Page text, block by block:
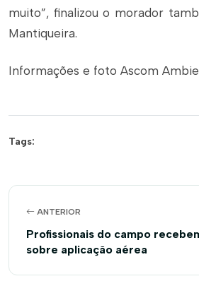
muito”, finalizou o morador
Mantiqueira.
Informações e foto Ascom
Tags:
ANTERIOR
Profissionais do campo
sobre aplicação aérea